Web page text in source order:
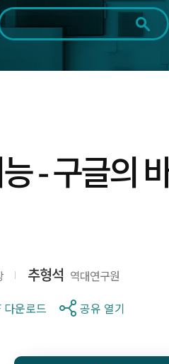
전체 1일 1주 1개월 3개
일
- 구글의
추형석 역대연구원
다운로드 공유 열기